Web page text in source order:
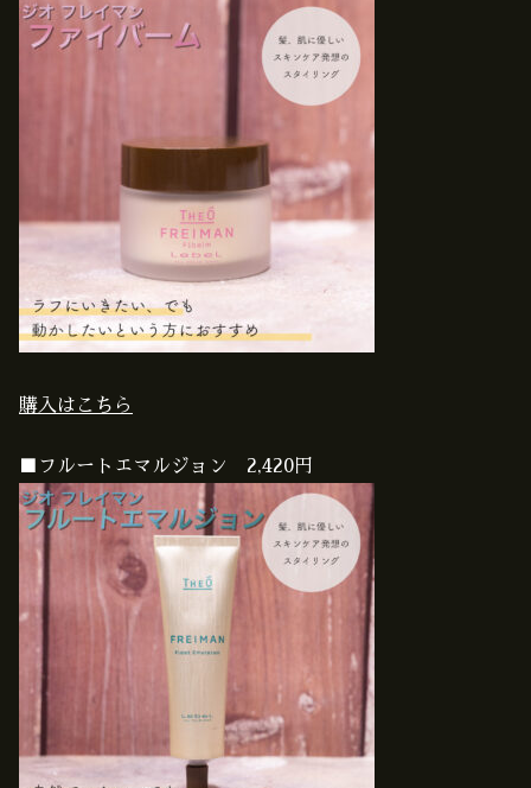
購入はこちら
■フルートエマルジョン 2,420円